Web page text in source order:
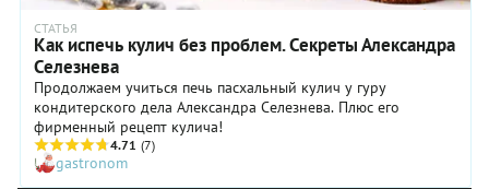
СТАТЬЯ
Как испечь кулич без проблем. Секреты Александра
Селезнева
Продолжаем учиться печь пасхальный кулич у гуру
кондитерского дела Александра Селезнева. Плюс его
фирменный рецепт кулича!
4.71 (7)
gastronom